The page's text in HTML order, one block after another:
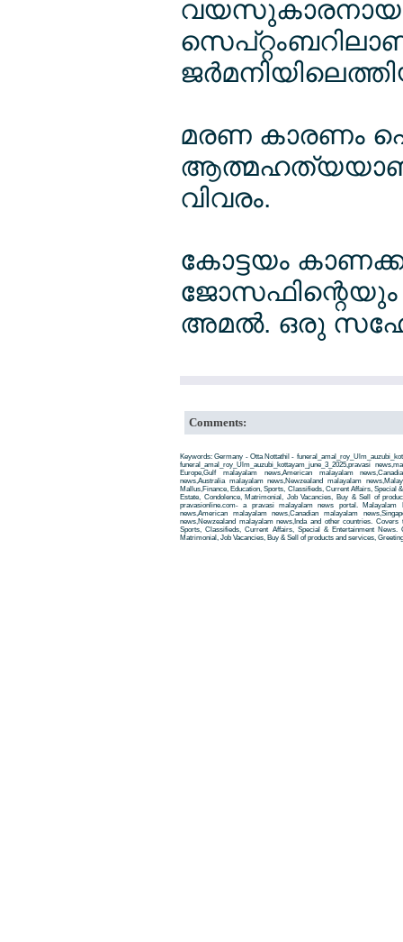
വയസുകാരനായ
മരണ കാരണം
വിവരം.
കോട്ടയം
അമല്‍. ഒരു
Comments:
Keywords: Germany - Otta Nottathil -
funeral_amal_roy_Ulm_auzubi_kottayam_june_3_2025,pravasi
Europe,Gulf malayalam news,American malayalam
news,Australia malayalam news,Newzealand malayalam
Mallus,Finance, Education, Sports, Classifieds, Current Affairs, Special
Estate, Condolence, Matrimonial, Job Vacancies, Buy & Sell of
pravasionline.com- a pravasi malayalam news portal. Malayalam
news,American malayalam news,Canadian malayalam
news,Newzealand malayalam news,Inda and other countries.
Sports, Classifieds, Current Affairs, Special & Entertainment News.
Matrimonial, Job Vacancies, Buy & Sell of products and services,